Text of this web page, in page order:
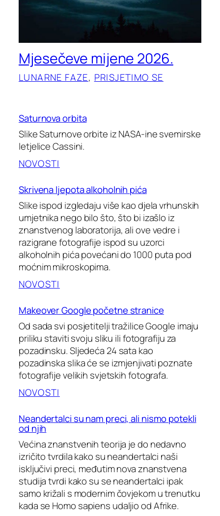
Mjesečeve mijene 2026.
LUNARNE FAZE, PRISJETIMO SE
Saturnova orbita
Slike Saturnove orbite iz NASA-ine svemirske
letjelice Cassini.
NOVOSTI
Skrivena ljepota alkoholnih pića
Slike ispod izgledaju više kao djela vrhunskih
umjetnika nego bilo što, što bi izašlo iz
znanstvenog laboratorija, ali ove vedre i
razigrane fotografije ispod su uzorci
alkoholnih pića povećani do 1000 puta pod
moćnim mikroskopima.
NOVOSTI
Makeover Google početne stranice
Od sada svi posjetitelji tražilice Google imaju
priliku staviti svoju sliku ili fotografiju za
pozadinsku. Sljedeća 24 sata kao
pozadinska slika će se izmjenjivati poznate
fotografije velikih svjetskih fotografa.
NOVOSTI
Neandertalci su nam preci, ali nismo potekli
od njih
Većina znanstvenih teorija je do nedavno
izričito tvrdila kako su neandertalci naši
isključivi preci, međutim nova znanstvena
studija tvrdi kako su se neandertalci ipak
samo križali s modernim čovjekom u trenutku
kada se Homo sapiens udaljio od Afrike.